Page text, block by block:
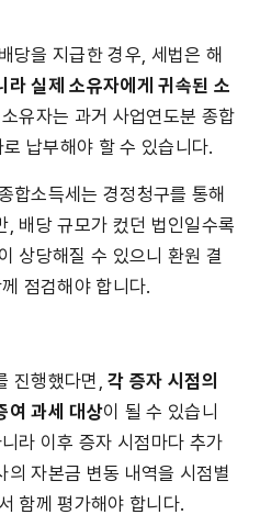
당을 지급한 경우, 세법은 해
라 실제 소유자에게 귀속된 소
유자는 과거 사업연도분 종합
납부해야 할 수 있습니다.
합소득세는 경정청구를 통해
, 배당 규모가 컸던 법인일수록
상당해질 수 있으니 환원 결
점검해야 합니다.
진행했다면, 각 증자 시점의
여 과세 대상이 될 수 있습니
라 이후 증자 시점마다 추가
자본금 변동 내역을 시점별
함께 평가해야 합니다.